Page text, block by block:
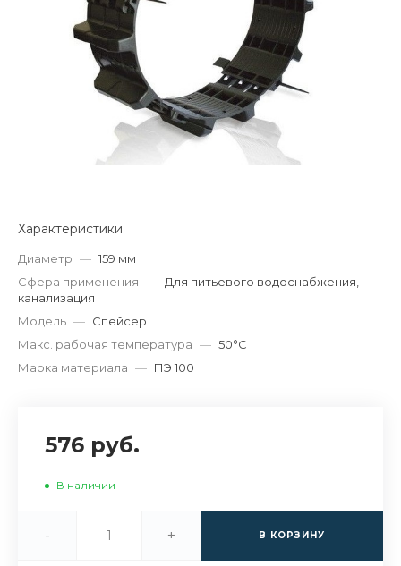
Характеристики
Диаметр — 159 мм
Сфера применения — Для питьевого водоснабжения,
канализация
Модель — Спейсер
Макс. рабочая температура — 50°С
Марка материала — ПЭ 100
576 руб.
В наличии
- + В КОРЗИНУ